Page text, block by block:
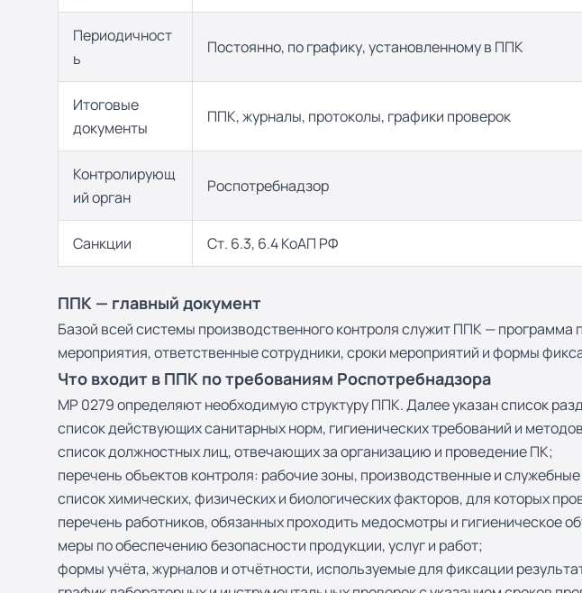
Периодичност
ь
Постоянно, по графику, установленному в ППК
Итоговые
документы
ППК, журналы, протоколы, графики проверок
Контролирующ
ий орган
Роспотребнадзор
Санкции Ст. 6.3, 6.4 КоАП РФ
ППК — главный документ
Базой всей системы производственного контроля служит ППК —
мероприятия, ответственные сотрудники, сроки мероприятий и формы
Что входит в ППК по требованиям Роспотребнадзора
МР 0279 определяют необходимую структуру ППК. Далее указан список
список действующих санитарных норм, гигиенических требований и
список должностных лиц, отвечающих за организацию и проведение ПК;
перечень объектов контроля: рабочие зоны, производственные и
список химических, физических и биологических факторов, для которых
перечень работников, обязанных проходить медосмотры и гигиеническое
меры по обеспечению безопасности продукции, услуг и работ;
формы учёта, журналов и отчётности, используемые для фиксации